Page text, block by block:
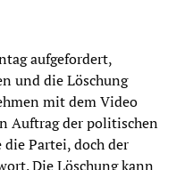
aufgefordert,
und die Löschung
mit dem Video
Auftrag der politischen
Partei, doch der
Die Löschung kann